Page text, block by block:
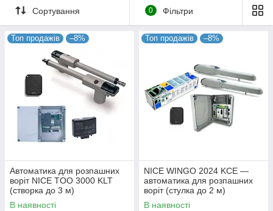
Сортування 0 Фільтри
Топ продажів –8%
Автоматика для розпашних
воріт NICE TOO 3000 KLT
(створка до 3 м)
В наявності
Топ продажів –8%
NICE WINGO 2024 KCE —
автоматика для розпашних
воріт (стулка до 2 м)
В наявності